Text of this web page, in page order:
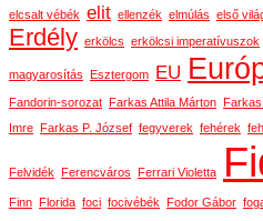
elcsalt vébék elit ellenzék elmúlás első
Erdély erkölcs erkölcsi imperatívuszok
magyarosítás Esztergom EU
Fandorin-sorozat Farkas Attila Márton
Imre
Farkas P. József fegyverek fehérek
Felvidék Ferencváros Ferrari Violetta
Finn Florida foci focivébék Fodor Gábor